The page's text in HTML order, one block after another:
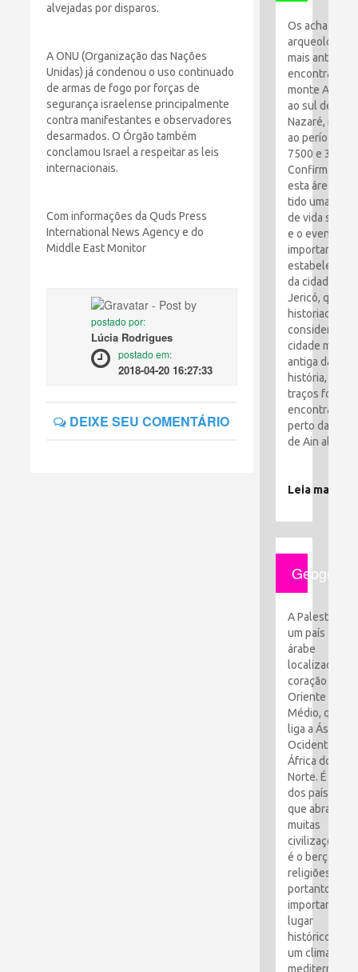
alvejadas por disparos.
A ONU (Organização das Nações
Unidas) já condenou o uso continuado
de armas de fogo por forças de
segurança israelense principalmente
contra manifestantes e observadores
desarmados. O Órgão também
conclamou Israel a respeitar as leis
internacionais.
Com informações da Quds Press
International News Agency e do
Middle East Monitor
postado por:
Lúcia Rodrigues
postado em:
2018-04-20 16:27:33
DEIXE SEU COMENTÁRIO
Os achados
arqueológicos
mais antigos
encontrados
monte Al-
ao sul de
Nazaré,
ao período
7500 e 3100
Confirma que
esta área tem
tido uma
de vida
e o evento
importante
da cidade de
Jericó, que os
historiadores
consideram a
cidade mais
antiga da
história, seus
traços foram
encontrados
perto da
de Ain al-
Leia mais
Geografia
A Palestina é
um país
árabe
localizado no
coração do
Oriente
Médio, que
liga a Ásia
Ocidental e a
África do
Norte. É um
dos países
que abraçou
muitas
civilizações e
é o berço das
religiões. É,
portanto, um
importante
lugar
histórico com
um clima
mediterrâneo